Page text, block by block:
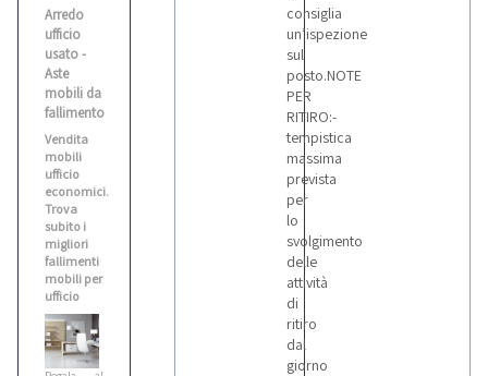
Arredo
ufficio
usato -
Aste
mobili da
fallimento
Vendita
mobili
ufficio
economici.
Trova
subito i
migliori
fallimenti
mobili per
ufficio
consiglia
un’ispezione
sul
posto.NOTE
PER
RITIRO:-
tempistica
massima
prevista
per
lo
svolgimento
delle
attività
di
ritiro
dal
giorno